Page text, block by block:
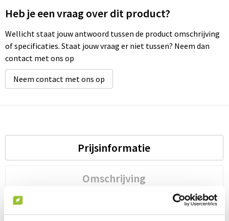
Heb je een vraag over dit product?
Wellicht staat jouw antwoord tussen de product omschrijving
of specificaties. Staat jouw vraag er niet tussen? Neem dan
contact met ons op
Neem contact met ons op
Prijsinformatie
Omschrijving